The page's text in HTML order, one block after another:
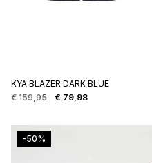
KYA BLAZER DARK BLUE
€159,95
Oorspronkelijke
was:
€ 159,95.
€ 79,98
Huidige
is:
€ 79,98.
-50%